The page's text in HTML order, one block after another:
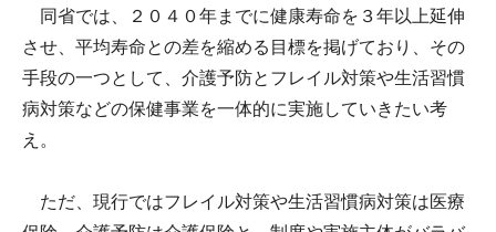
同省では、２０４０年までに健康寿命を３年以上延伸
させ、平均寿命との差を縮める目標を掲げており、その
手段の一つとして、介護予防とフレイル対策や生活習慣
病対策などの保健事業を一体的に実施していきたい考
え。
ただ、現行ではフレイル対策や生活習慣病対策は医療